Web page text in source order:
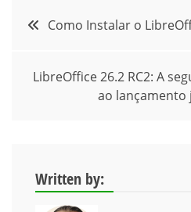
Navegação
Post
Como Instalar o
LibreOffice 26.2 RC2: A
ao lançamento
Written by: